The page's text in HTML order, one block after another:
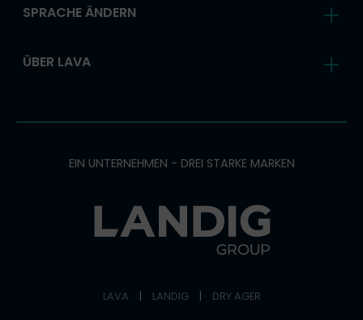
SPRACHE ÄNDERN
ÜBER LAVA
EIN UNTERNEHMEN - DREI STARKE MARKEN
LAVA | LANDIG | DRY AGER